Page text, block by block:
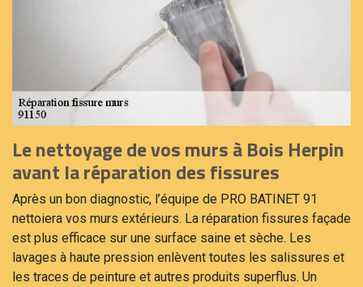
Le nettoyage de vos murs à Bois Herpin
avant la réparation des fissures
Après un bon diagnostic, l’équipe de PRO BATINET 91
nettoiera vos murs extérieurs. La réparation fissures façade
est plus efficace sur une surface saine et sèche. Les
lavages à haute pression enlèvent toutes les salissures et
les traces de peinture et autres produits superflus. Un